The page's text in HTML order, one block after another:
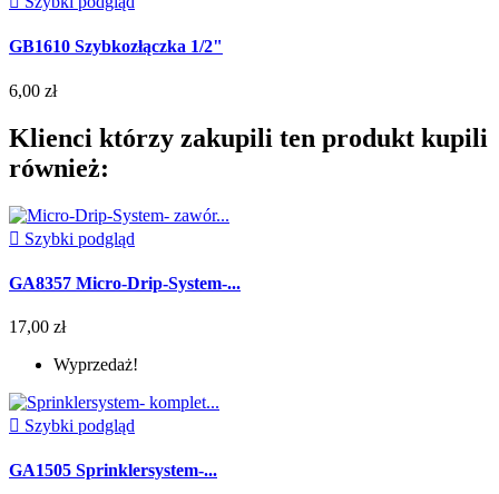
GB1610 Szybkozłączka 1/2"
6,00 zł
Klienci którzy zakupili ten produkt kupili
również:
 Szybki podgląd
GA8357 Micro-Drip-System-...
17,00 zł
Wyprzedaż!
 Szybki podgląd
GA1505 Sprinklersystem-...